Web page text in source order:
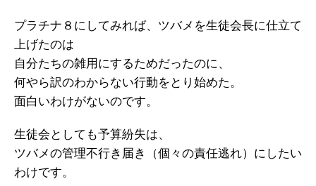
プラチナ８にしてみれば、ツバメを生徒会長に仕立て
上げたのは
自分たちの雑用にするためだったのに、
何やら訳のわからない行動をとり始めた。
面白いわけがないのです。
生徒会としても予算紛失は、
ツバメの管理不行き届き（個々の責任逃れ）にしたい
わけです。